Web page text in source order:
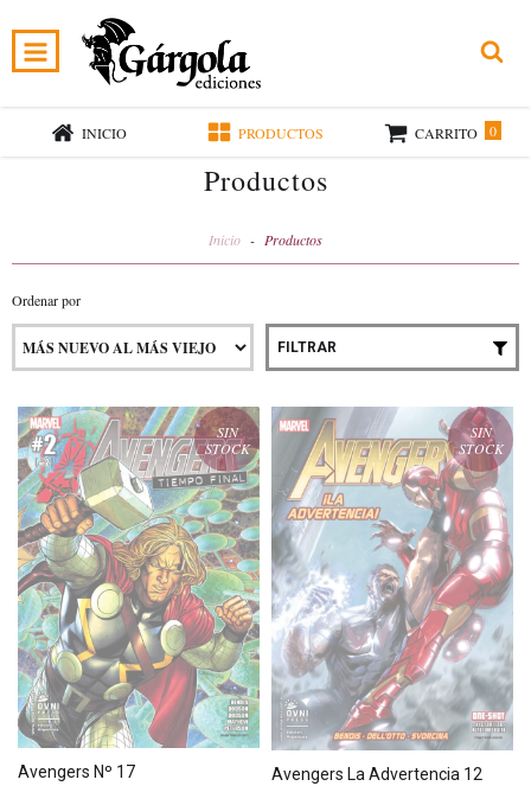
INICIO PRODUCTOS CARRITO 0
Productos
Inicio - Productos
Ordenar por
FILTRAR
SIN
STOCK
Avengers Nº 17
SIN
STOCK
Avengers La Advertencia 12